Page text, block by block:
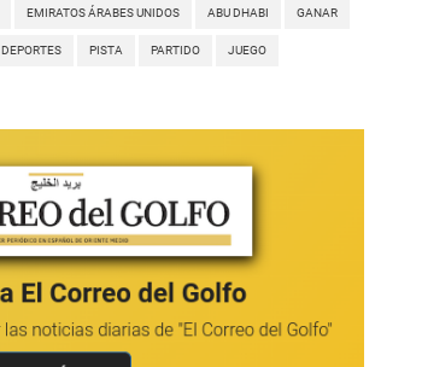
EMIRATOS ÁRABES UNIDOS ABU DHABI GANAR
DEPORTES PISTA PARTIDO JUEGO